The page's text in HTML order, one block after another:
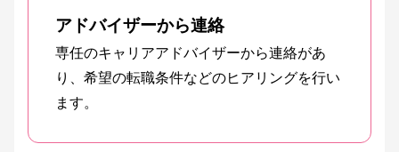
アドバイザーから連絡
専任のキャリアアドバイザーから連絡があ
り、希望の転職条件などのヒアリングを行い
ます。